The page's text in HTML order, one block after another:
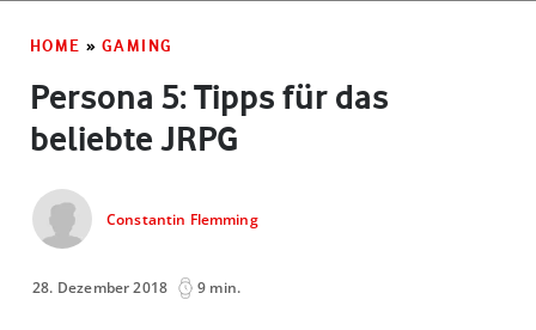
HOME » GAMING
Persona 5: Tipps für das
beliebte JRPG
Constantin Flemming
28. Dezember 2018 9 min.